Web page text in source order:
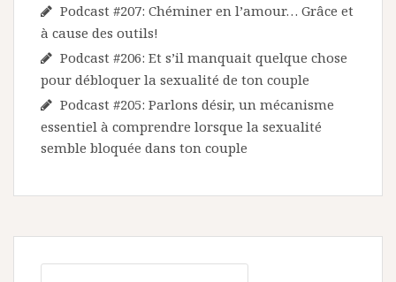
Podcast #207: Chéminer en l’amour… Grâce et
à cause des outils!
Podcast #206: Et s’il manquait quelque chose
pour débloquer la sexualité de ton couple
Podcast #205: Parlons désir, un mécanisme
essentiel à comprendre lorsque la sexualité
semble bloquée dans ton couple